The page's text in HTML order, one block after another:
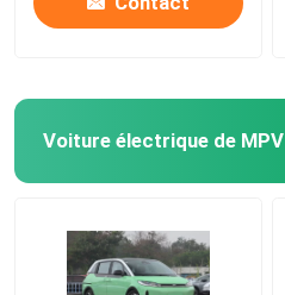
Voiture électrique de MPV